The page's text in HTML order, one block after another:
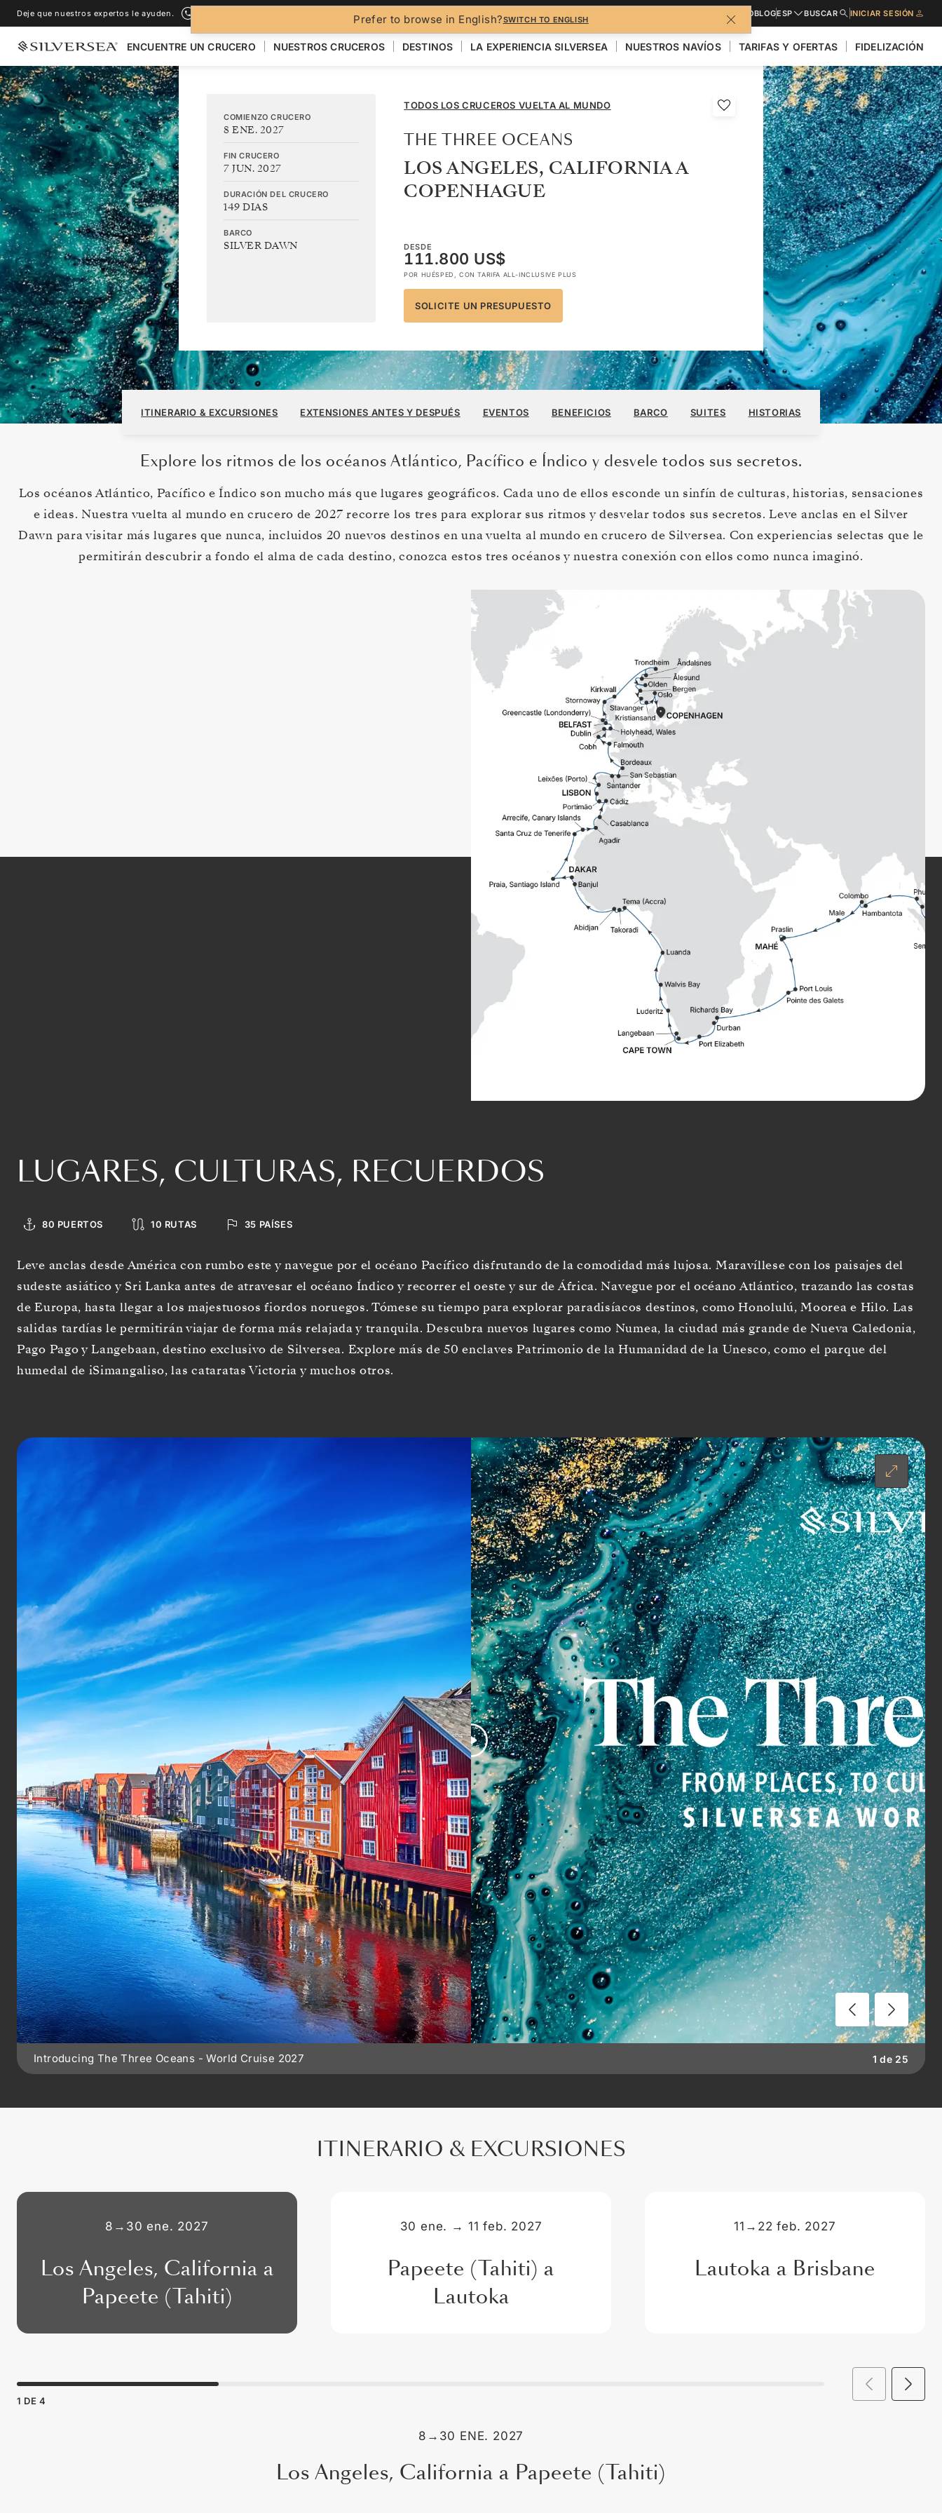
Prefer to browse in English?SWITCH TO ENGLISH
Deje que nuestros expertos le ayuden. SOLICITE PRESUPUESTOBLOGESP BUSCAR INICIAR SESIÓN
ENCUENTRE UN CRUCERO NUESTROS CRUCEROS DESTINOS LA EXPERIENCIA SILVERSEA NUESTROS NAVÍOS TARIFAS Y OFERTAS FIDELIZACIÓN
TODOS LOS CRUCEROS VUELTA AL MUNDO
THE THREE OCEANS
LOS ANGELES, CALIFORNIA A
COPENHAGUE
COMIENZO CRUCERO
8 ENE. 2027
FIN CRUCERO
7 JUN. 2027
DURACIÓN DEL CRUCERO
149 DIAS
BARCO
SILVER DAWN DESDE
111.800 US$
POR HUÉSPED, CON TARIFA ALL-INCLUSIVE PLUS
SOLICITE UN PRESUPUESTO
Los Angeles, California a Copenhague
149 DIAS
POR HUÉSPED, CON TARIFA ALL-INCLUSIVE PLUS
SOLICITE UN PRESUPUESTO
ITINERARIO & EXCURSIONES EXTENSIONES ANTES Y DESPUÉS EVENTOS BENEFICIOS BARCO SUITES HISTORIAS
Explore los ritmos de los océanos Atlántico, Pacífico e Índico y desvele todos sus secretos.
Los océanos Atlántico, Pacífico e Índico son mucho más que lugares geográficos. Cada uno de ellos esconde un sinfín de culturas, historias, sensaciones
e ideas. Nuestra vuelta al mundo en crucero de 2027 recorre los tres para explorar sus ritmos y desvelar todos sus secretos. Leve anclas en el Silver
Dawn para visitar más lugares que nunca, incluidos 20 nuevos destinos en una vuelta al mundo en crucero de Silversea. Con experiencias selectas que le
permitirán descubrir a fondo el alma de cada destino, conozca estos tres océanos y nuestra conexión con ellos como nunca imaginó.
LUGARES, CULTURAS, RECUERDOS
80 PUERTOS 10 RUTAS 35 PAÍSES
Leve anclas desde América con rumbo este y navegue por el océano Pacífico disfrutando de la comodidad más lujosa. Maravíllese con los paisajes del
sudeste asiático y Sri Lanka antes de atravesar el océano Índico y recorrer el oeste y sur de África. Navegue por el océano Atlántico, trazando las costas
de Europa, hasta llegar a los majestuosos fiordos noruegos. Tómese su tiempo para explorar paradisíacos destinos, como Honolulú, Moorea e Hilo. Las
salidas tardías le permitirán viajar de forma más relajada y tranquila. Descubra nuevos lugares como Numea, la ciudad más grande de Nueva Caledonia,
Pago Pago y Langebaan, destino exclusivo de Silversea. Explore más de 50 enclaves Patrimonio de la Humanidad de la Unesco, como el parque del
humedal de iSimangaliso, las cataratas Victoria y muchos otros.
1 de 25
Introducing The Three Oceans - World Cruise 2027
ITINERARIO & EXCURSIONES
8 → 30 ene. 2027
Los Angeles, California a
Papeete (Tahiti)
30 ene. → 11 feb. 2027
Papeete (Tahiti) a
Lautoka
11 → 22 feb. 2027
Lautoka a Brisbane
1 DE 4
8 → 30 ENE. 2027
Los Angeles, California a Papeete (Tahiti)